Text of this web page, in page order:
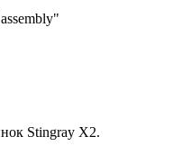
Stingray X2.